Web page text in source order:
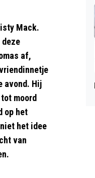
Mack.
deze
af,
avond. Hij
moord
op het
het idee
van